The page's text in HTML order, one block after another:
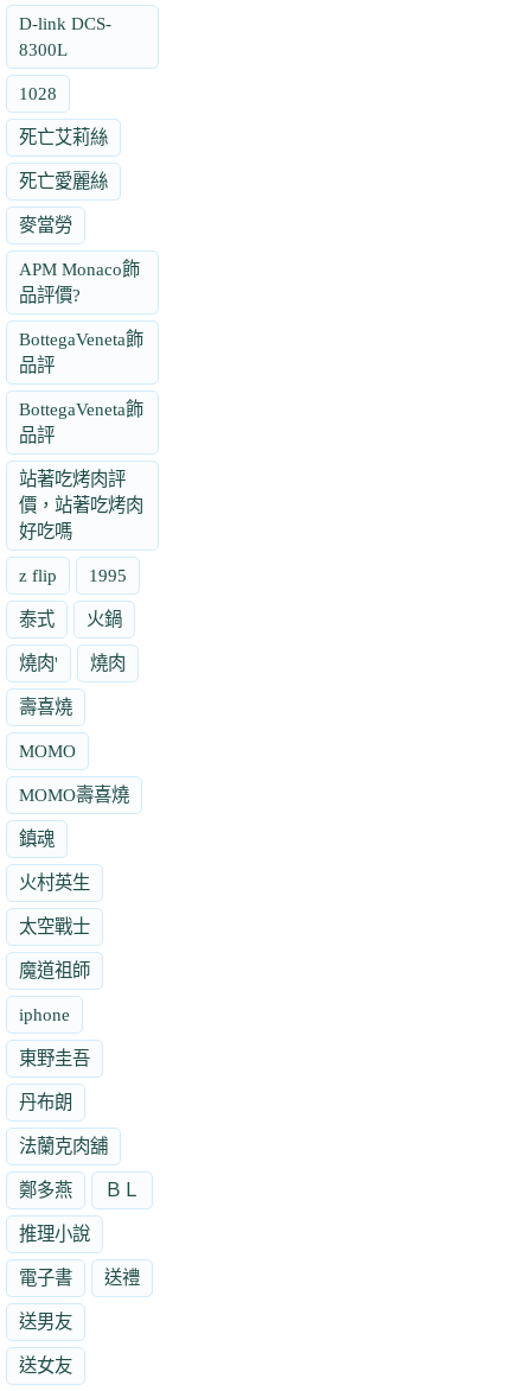
D-link DCS-
8300L
1028
死亡艾莉絲
死亡愛麗絲
麥當勞
APM Monaco飾
品評價?
BottegaVeneta飾
品評
BottegaVeneta飾
品評
站著吃烤肉評
價，站著吃烤肉
好吃嗎
z flip 1995
泰式 火鍋
燒肉' 燒肉
壽喜燒
MOMO
MOMO壽喜燒
鎮魂
火村英生
太空戰士
魔道祖師
iphone
東野圭吾
丹布朗
法蘭克肉舖
鄭多燕 ＢＬ
推理小說
電子書 送禮
送男友
送女友